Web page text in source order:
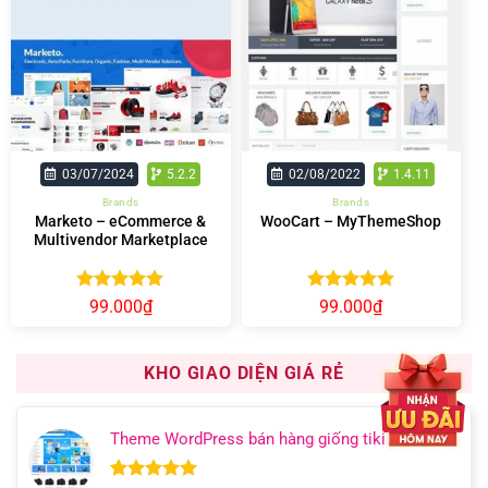
03/07/2024 5.2.2
Brands
Marketo – eCommerce &
Multivendor Marketplace
Theme
Được xếp
5.00
99.000₫
02/08/2022 1.4.11
Brands
WooCart – MyThemeShop
Được xếp
5.00
99.000₫
KHO GIAO DIỆN GIÁ RẺ
Theme WordPress bán hàng giống tiki